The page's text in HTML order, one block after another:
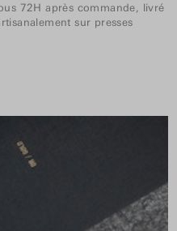
72H après commande, livré
sur presses